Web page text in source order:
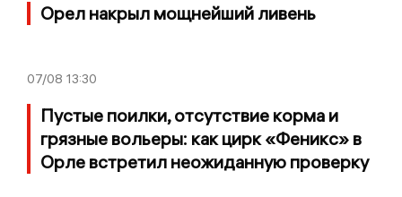
Орел накрыл мощнейший ливень
07/08 13:30
Пустые поилки, отсутствие корма и
грязные вольеры: как цирк «Феникс» в
Орле встретил неожиданную проверку